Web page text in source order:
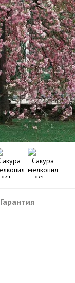
Гарантия